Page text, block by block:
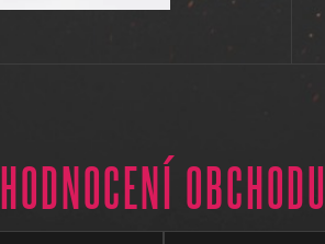
HODNOCENÍ OBCHODU